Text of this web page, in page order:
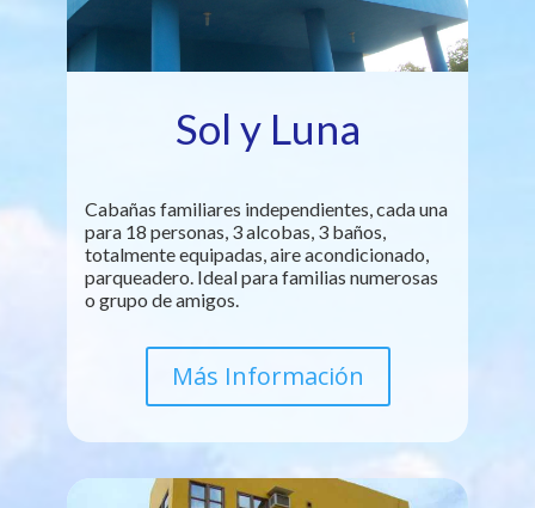
Sol y Luna
Cabañas familiares independientes, cada una
para 18 personas, 3 alcobas, 3 baños,
totalmente equipadas, aire acondicionado,
parqueadero. Ideal para familias numerosas
o grupo de amigos.
Más Información